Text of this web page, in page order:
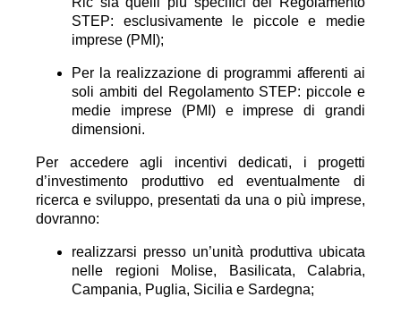
STEP: esclusivamente le piccole e medie
imprese (PMI);
Per la realizzazione di programmi afferenti ai
soli ambiti del Regolamento STEP: piccole e
medie imprese (PMI) e imprese di grandi
dimensioni.
Per accedere agli incentivi dedicati, i progetti
d’investimento produttivo ed eventualmente di
ricerca e sviluppo, presentati da una o più imprese,
dovranno:
realizzarsi presso un’unità produttiva ubicata
nelle regioni Molise, Basilicata, Calabria,
Campania, Puglia, Sicilia e Sardegna;